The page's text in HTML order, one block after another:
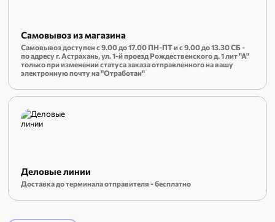
Самовывоз из магазина
Самовывоз доступен с 9.00 до 17.00 ПН-ПТ и с 9.00 до 13.30 СБ -
по адресу г. Астрахань, ул. 1-й проезд Рождественского д. 1 лит "А"
только при изменении статуса заказа отправленного на вашу
электронную почту на "Отработан"
Деловые линии
Доставка до терминала отправителя - бесплатно